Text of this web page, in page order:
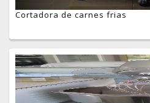
Cortadora de carnes frias